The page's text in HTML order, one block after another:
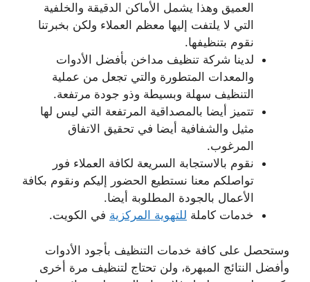
العميق وهذا يشمل الأماكن الدقيقة والخلفية
التي لا يلتفت إليها معظم العملاء ولكن بخبرتنا
نقوم بتنظيفها.
لدينا شركة تنظيف مداخن بأفضل الأدوات
والمعدات المتطورة والتي تجعل من عملية
التنظيف سهلة وبسيطة وذو جودة مرتفعة.
تتميز أيضا بالمصداقية المرتفعة التي ليس لها
مثيل والشفافية أيضا في تحقيق الاتفاق
المرغوب.
نقوم بالاستجابة السريعة لكافة العملاء فور
تواصلكم معنا نستطيع الحضور إليكم ونقوم بكافة
الأعمال بالجودة المطلوبة أيضا.
خدمات كاملة للتهوية المركزية في الكويت.
وستحصل على كافة خدمات التنظيف بأجود الأدوات
وأفضل النتائج المبهرة، ولن تحتاج لتنظيف مرة أخرى